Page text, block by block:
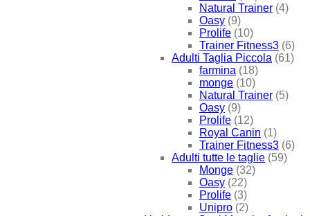
Natural Trainer (4)
Oasy (9)
Prolife (10)
Trainer Fitness3 (6)
Adulti Taglia Piccola (61)
farmina (18)
monge (10)
Natural Trainer (5)
Oasy (9)
Prolife (12)
Royal Canin (1)
Trainer Fitness3 (6)
Adulti tutte le taglie (59)
Monge (32)
Oasy (22)
Prolife (3)
Unipro (2)